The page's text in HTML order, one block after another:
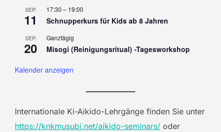
SEP.
11
17:30 – 19:00
Schnupperkurs für Kids ab 8 Jahren
SEP.
20
Ganztägig
Misogi (Reinigungsritual) -Tagesworkshop
Kalender anzeigen
Internationale Ki-Aikido-Lehrgänge finden Sie unter
https://knkmusubi.net/aikido-seminars/ oder